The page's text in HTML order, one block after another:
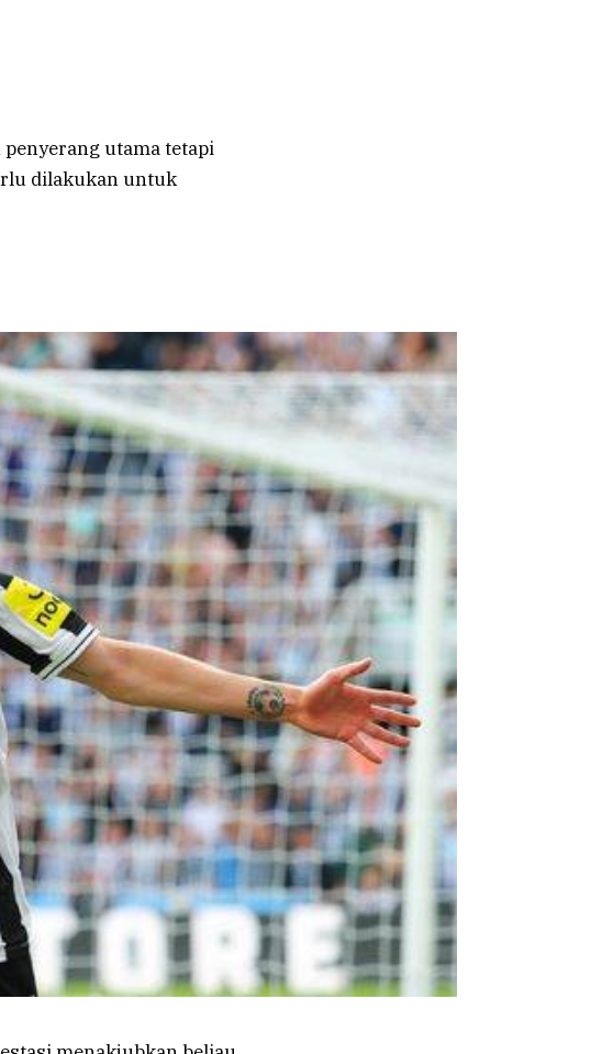
utama tetapi
dilakukan untuk